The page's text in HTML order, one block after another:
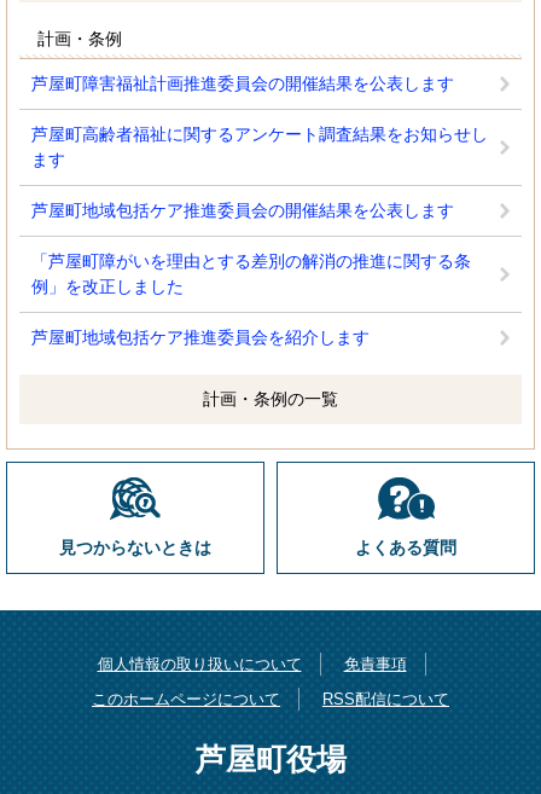
計画・条例
芦屋町障害福祉計画推進委員会の開催結果を公表します
芦屋町高齢者福祉に関するアンケート調査結果をお知らせし
ます
芦屋町地域包括ケア推進委員会の開催結果を公表します
「芦屋町障がいを理由とする差別の解消の推進に関する条
例」を改正しました
芦屋町地域包括ケア推進委員会を紹介します
計画・条例の一覧
見つからないときは よくある質問
個人情報の取り扱いについて
免責事項
このホームページについて
RSS配信について
芦屋町役場